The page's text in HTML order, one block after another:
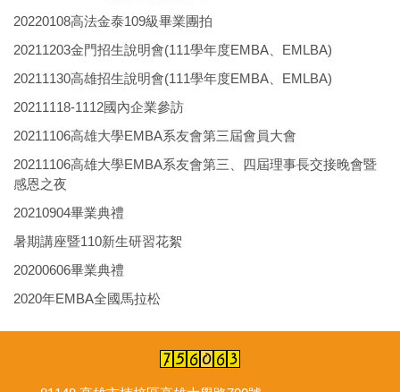
20220108高法金泰109級畢業團拍
20211203金門招生說明會(111學年度EMBA、EMLBA)
20211130高雄招生說明會(111學年度EMBA、EMLBA)
20211118-1112國內企業參訪
20211106高雄大學EMBA系友會第三屆會員大會
20211106高雄大學EMBA系友會第三、四屆理事長交接晚會暨
感恩之夜
20210904畢業典禮
暑期講座暨110新生研習花絮
20200606畢業典禮
2020年EMBA全國馬拉松